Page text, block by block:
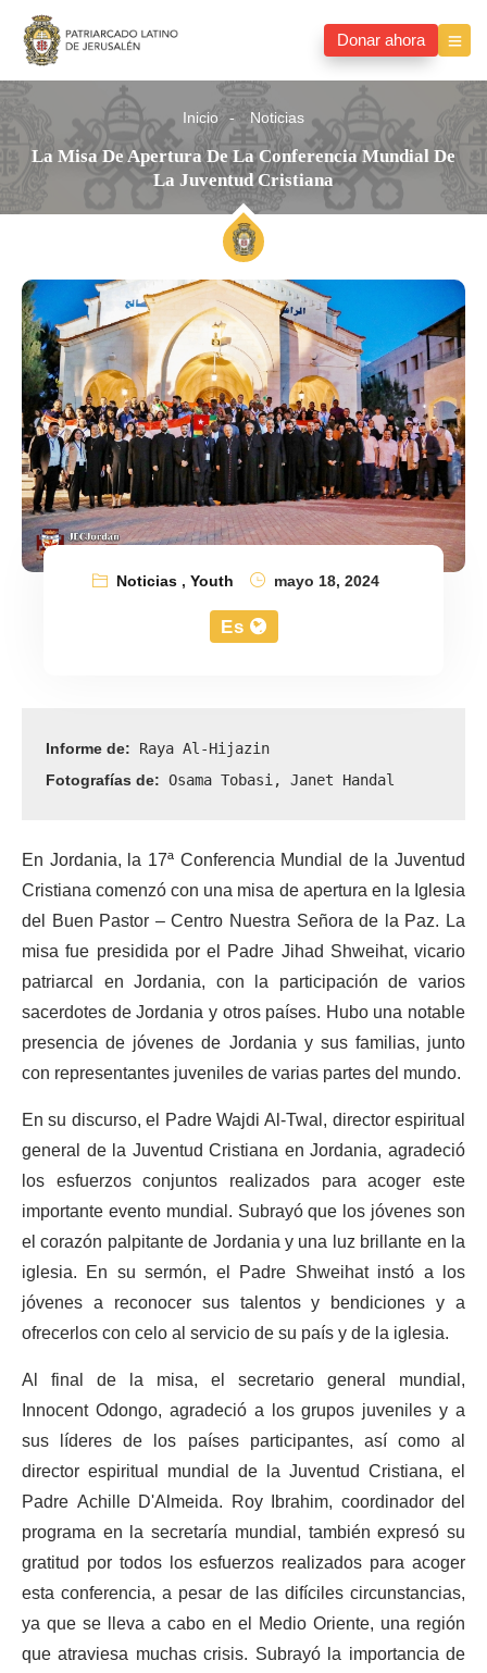
Donar ahora
Inicio Noticias
La Misa De Apertura De La Conferencia Mundial De
La Juventud Cristiana
Noticias,Youth mayo 18, 2024
Es
Informe de: Raya Al-Hijazin
Fotografías de: Osama Tobasi, Janet Handal
En Jordania, la 17ª Conferencia Mundial de la Juventud
Cristiana comenzó con una misa de apertura en la Iglesia
del Buen Pastor – Centro Nuestra Señora de la Paz. La
misa fue presidida por el Padre Jihad Shweihat, vicario
patriarcal en Jordania, con la participación de varios
sacerdotes de Jordania y otros países. Hubo una notable
presencia de jóvenes de Jordania y sus familias, junto
con representantes juveniles de varias partes del mundo.
En su discurso, el Padre Wajdi Al-Twal, director espiritual
general de la Juventud Cristiana en Jordania, agradeció
los esfuerzos conjuntos realizados para acoger este
importante evento mundial. Subrayó que los jóvenes son
el corazón palpitante de Jordania y una luz brillante en la
iglesia. En su sermón, el Padre Shweihat instó a los
jóvenes a reconocer sus talentos y bendiciones y a
ofrecerlos con celo al servicio de su país y de la iglesia.
Al final de la misa, el secretario general mundial,
Innocent Odongo, agradeció a los grupos juveniles y a
sus líderes de los países participantes, así como al
director espiritual mundial de la Juventud Cristiana, el
Padre Achille D'Almeida. Roy Ibrahim, coordinador del
programa en la secretaría mundial, también expresó su
gratitud por todos los esfuerzos realizados para acoger
esta conferencia, a pesar de las difíciles circunstancias,
ya que se lleva a cabo en el Medio Oriente, una región
que atraviesa muchas crisis. Subrayó la importancia de